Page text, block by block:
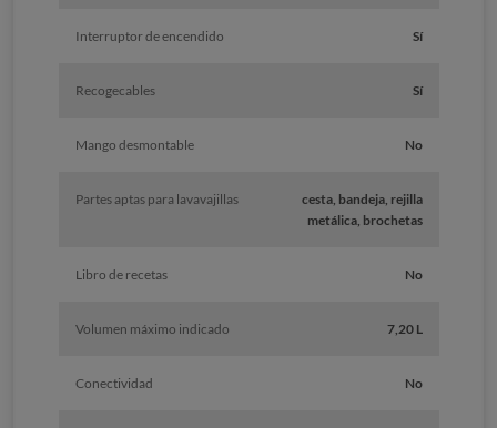
Interruptor de encendido Sí
Recogecables Sí
Mango desmontable No
Partes aptas para lavavajillas
cesta, bandeja, rejilla
metálica, brochetas
Libro de recetas No
Volumen máximo indicado 7,20 L
Conectividad No